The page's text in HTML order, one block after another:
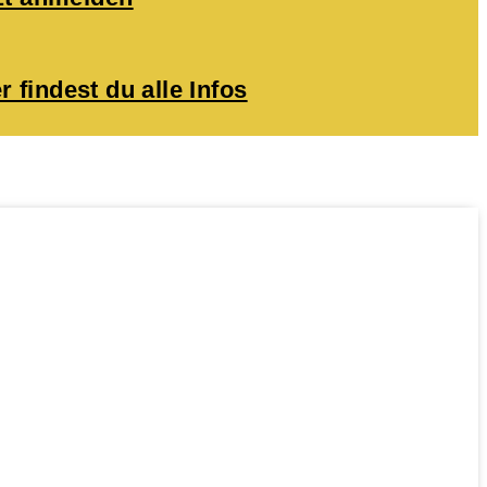
findest du alle Infos